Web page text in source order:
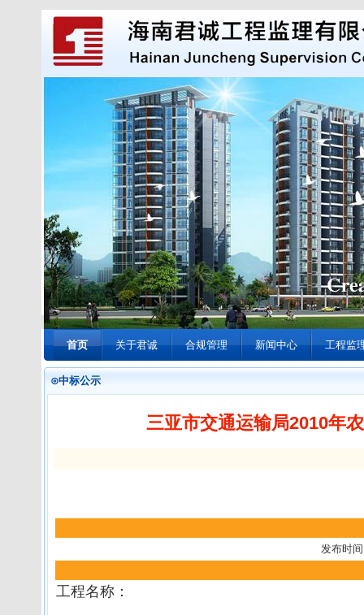
首页 关于君诚 合规管理 新闻中心 工程监
⊙中标公示
三亚市交通运输局2010年
发布时
工程名称：